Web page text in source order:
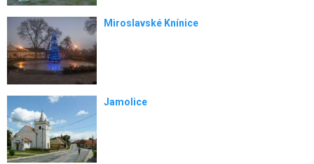
Miroslavské Knínice
Jamolice